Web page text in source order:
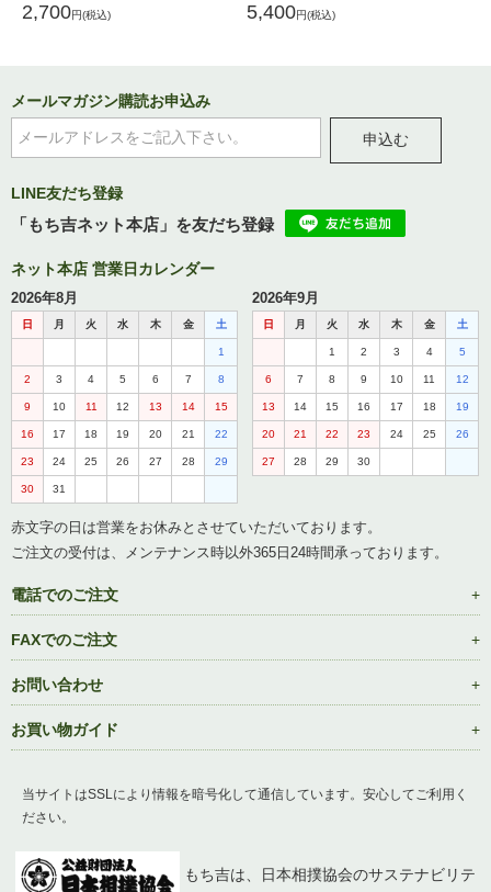
2,700円(税込) 5,400円(税込)
メールマガジン購読お申込み
申込む
LINE友だち登録
「もち吉ネット本店」を友だち登録
ネット本店 営業日カレンダー
2026年8月
日 月 火 水 木 金 土
1
2 3 4 5 6 7 8
9 10 11 12 13 14 15
16 17 18 19 20 21 22
23 24 25 26 27 28 29
30 31
2026年9月
日 月 火 水 木 金 土
1 2 3 4 5
6 7 8 9 10 11 12
13 14 15 16 17 18 19
20 21 22 23 24 25 26
27 28 29 30
赤文字の日は営業をお休みとさせていただいております。
ご注文の受付は、メンテナンス時以外365日24時間承っております。
電話でのご注文
FAXでのご注文
お問い合わせ
お買い物ガイド
当サイトはSSLにより情報を暗号化して通信しています。安心してご利用く
ださい。
もち吉は、日本相撲協会のサステナビリテ